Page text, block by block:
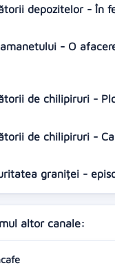
depozitelor - În
- O
de chilipiruri -
de chilipiruri -
graniței -
altor canale: